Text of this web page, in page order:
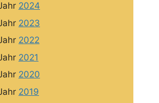
2024
2023
2022
2021
2020
2019